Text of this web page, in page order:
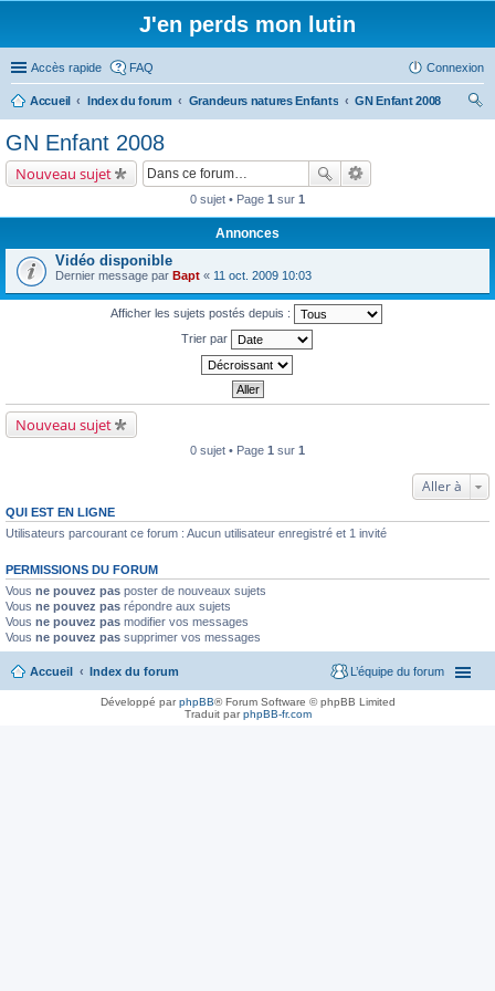
J'en perds mon lutin
Accès rapide FAQ Connexion
Accueil Index du forum Grandeurs natures Enfants
GN Enfant 2008
GN Enfant 2008
Nouveau sujet
0 sujet • Page 1 sur 1
Annonces
Vidéo disponible
Dernier message par Bapt « 11 oct. 2009 10:03
Afficher les sujets postés depuis :
Trier par
Nouveau sujet
0 sujet • Page 1 sur 1
Aller à
QUI EST EN LIGNE
Utilisateurs parcourant ce forum : Aucun utilisateur enregistré et 1 invité
PERMISSIONS DU FORUM
Vous ne pouvez pas poster de nouveaux sujets
Vous ne pouvez pas répondre aux sujets
Vous ne pouvez pas modifier vos messages
Vous ne pouvez pas supprimer vos messages
Accueil Index du forum L’équipe du forum
Développé parphpBB® Forum Software © phpBB Limited
Traduit parphpBB-fr.com